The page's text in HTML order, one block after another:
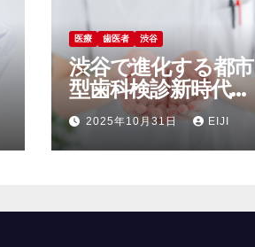
医療 歯医者 渋谷
渋谷で進化する都市
型歯科検診新時代の
口腔ケアと健康習慣
2025年10月31日 EIJI